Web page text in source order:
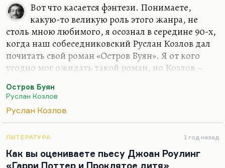
Вот что касается фэнтези. Понимаете,
какую-то великую роль этого жанра, не
столь мною любимого, я осознал в середине 90-х,
когда наш собеседниковский Руслан Козлов дал
почитать свой роман «Остров Буян». Я от кого
угодно мог ожидать такой роман, но Козлов –
редактировал «Смену» ленинградскую, он автор
первой публикации о «Митьках», он и открыл их
как течение. Он был автором первого ответа
принципами». Когда все замерли, думая, что это
произошел поворот в правительстве, а вот Козлов
взял и написал очень резкую и язвительную
Остров Буян
Руслан Козлов
Руслан Козлов
ЛИТЕРАТУРА 1 год назад
Как вы оцениваете пьесу Джоан Роулинг
«Гарри Поттер и Проклятое дитя»